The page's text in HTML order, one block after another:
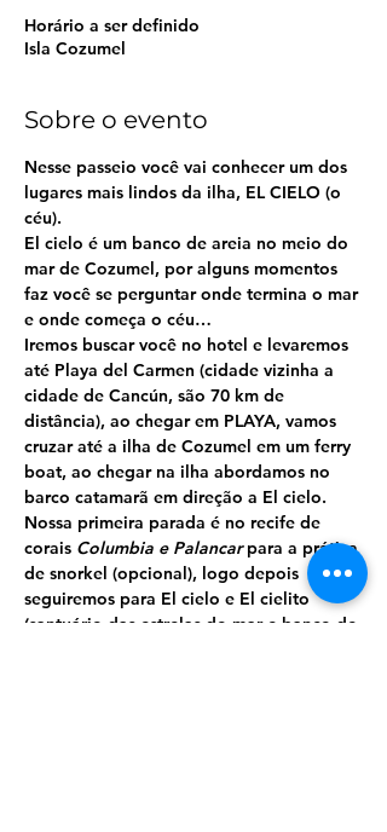
Horário a ser definido
Isla Cozumel
Sobre o evento
Nesse passeio você vai conhecer um dos
lugares mais lindos da ilha, EL CIELO (o
céu).
El cielo é um banco de areia no meio do
mar de Cozumel, por alguns momentos
faz você se perguntar onde termina o mar
e onde começa o céu…
Iremos buscar você no hotel e levaremos
até Playa del Carmen (cidade vizinha a
cidade de Cancún, são 70 km de
distância), ao chegar em PLAYA, vamos
cruzar até a ilha de Cozumel em um ferry
boat, ao chegar na ilha abordamos no
barco catamarã em direção a El cielo.
Nossa primeira parada é no recife de
corais Columbia e Palancar para a prática
de snorkel (opcional), logo depois
seguiremos para El cielo e El cielito
(santuário das estrelas do mar e banco de